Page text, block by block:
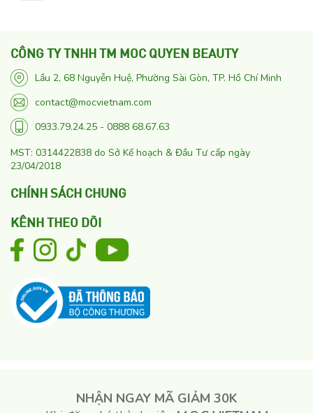
CÔNG TY TNHH TM MOC QUYEN BEAUTY
Lầu 2, 68 Nguyễn Huệ, Phường Sài Gòn, TP. Hồ Chí Minh
contact@mocvietnam.com
0933.79.24.25 - 0888 68.67.63
MST: 0314422838 do Sở Kế hoạch & Đầu Tư cấp ngày
23/04/2018
CHÍNH SÁCH CHUNG
KÊNH THEO DÕI
NHẬN NGAY MÃ GIẢM 30K